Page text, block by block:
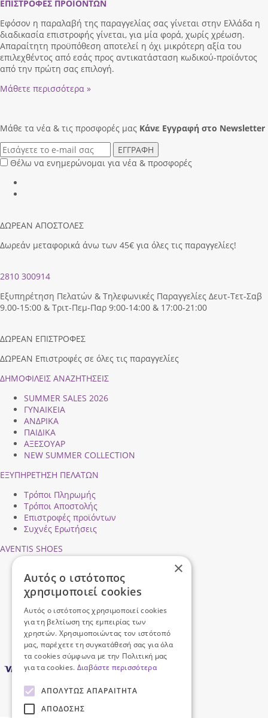
ΕΠΙΣΤΡΟΦΕΣ ΠΡΟΪΟΝΤΩΝ
Εφόσον η παραλαβή της παραγγελίας σας γίνεται στην Ελλάδα η
διαδικασία επιστροφής γίνεται, για μία φορά, χωρίς χρέωση.
Απαραίτητη προϋπόθεση αποτελεί η όχι μικρότερη αξία του
επιλεχθέντος από εσάς προς αντικατάσταση κωδικού-προϊόντος
από την πρώτη σας επιλογή.
Μάθετε περισσότερα »
Μάθε τα νέα & τις προσφορές μας Κάνε Eγγραφή στο Newsletter
ΕΓΓΡΑΦΗ
Θέλω να ενημερώνομαι για νέα & προσφορές
ΔΩΡΕΑΝ ΑΠΟΣΤΟΛΕΣ
Δωρεάν μεταφορικά άνω των 45€ για όλες τις παραγγελίες!
2810 300914
Εξυπηρέτηση Πελατών & Τηλεφωνικές Παραγγελίες Δευτ-Τετ-Σαβ
9.00-15:00 & Τριτ-Πεμ-Παρ 9:00-14:00 & 17:00-21:00
ΔΩΡΕΑΝ ΕΠΙΣΤΡΟΦΕΣ
ΔΩΡΕΑΝ Επιστροφές σε όλες τις παραγγελίες
ΔΗΜΟΦΙΛEIΣ ΑΝΑΖΗΤΗΣΕΙΣ
SUMMER SALES 2026
ΓΥΝΑΙΚΕΙΑ
ΑΝΔΡΙΚΑ
ΠΑΙΔΙΚΑ
ΑΞΕΣΟΥΑΡ
NEW SUMMER COLLECTION
ΕΞΥΠΗΡΕΤΗΣΗ ΠΕΛΑΤΩΝ
Τρόποι Πληρωμής
Τρόποι Αποστολής
Επιστροφές προϊόντων
Συχνές Ερωτήσεις
AVENTIS SHOES
Ασφάλεια Συναλλαγών
Προσωπικά Δεδομένα
Όροι Χρήσης
×
Αυτός ο ιστότοπος
χρησιμοποιεί cookies
Αυτός ο ιστότοπος χρησιμοποιεί cookies
για τη βελτίωση της εμπειρίας των
χρηστών. Χρησιμοποιώντας τον ιστότοπό
μας, παρέχετε τη συγκατάθεσή σας για όλα
τα cookies σύμφωνα με την Πολιτική μας
για τα cookies. Διαβάστε περισσότερα
ΑΠΟΛΎΤΩΣ ΑΠΑΡΑΊΤΗΤΑ
ΑΠΌΔΟΣΗΣ